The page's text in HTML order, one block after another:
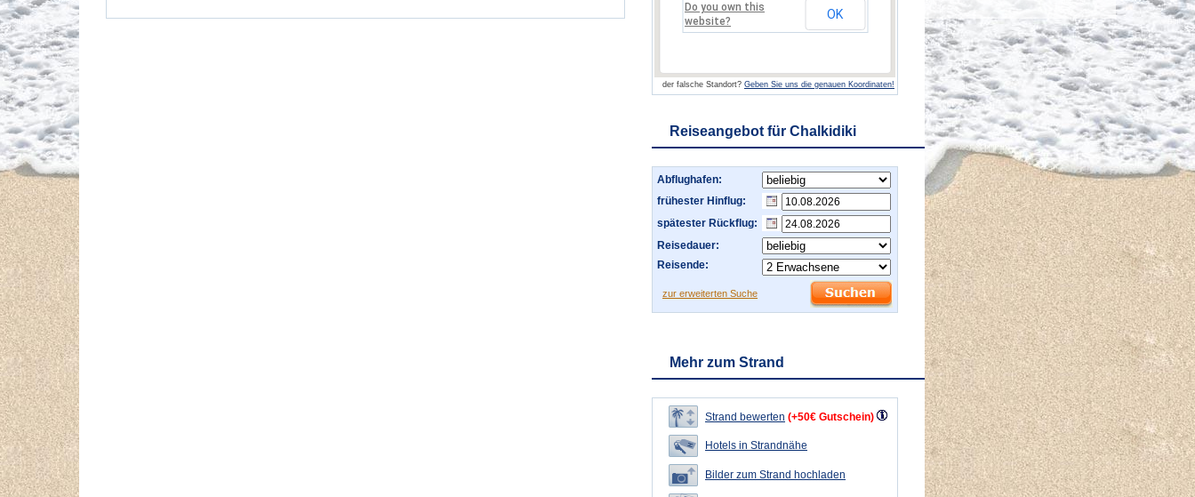
Do you own this
website?
OK
der falsche Standort? Geben Sie uns die genauen Koordinaten!
Reiseangebot für Chalkidiki
Abflughafen:
frühester Hinflug:
spätester Rückflug:
Reisedauer:
Reisende:
zur erweiterten Suche
Mehr zum Strand
Strand bewerten (+50€ Gutschein)
Hotels in Strandnähe
Bilder zum Strand hochladen